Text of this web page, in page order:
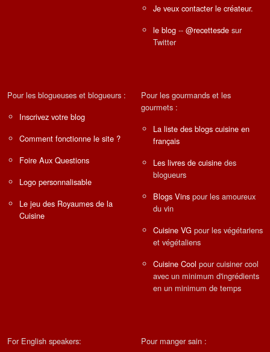
Je veux contacter le créateur.
le blog -- @recettesde sur
Twitter
Pour les blogueuses et blogueurs :
Inscrivez votre blog
Comment fonctionne le site ?
Foire Aux Questions
Logo personnalisable
Le jeu des Royaumes de la
Cuisine
Pour les gourmands et les
gourmets :
La liste des blogs cuisine en
français
Les livres de cuisine des
blogueurs
Blogs Vins pour les amoureux
du vin
Cuisine VG pour les végétariens
et végétaliens
Cuisine Cool pour cuisiner cool
avec un minimum d'ingrédients
en un minimum de temps
For English speakers: Pour manger sain :